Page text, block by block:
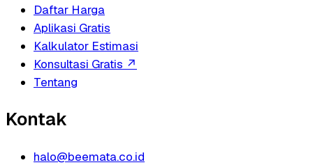
Daftar Harga
Aplikasi Gratis
Kalkulator Estimasi
Konsultasi Gratis ↗
Tentang
Kontak
halo@beemata.co.id